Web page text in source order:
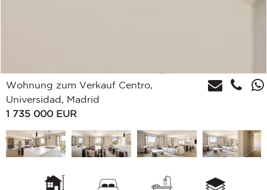
Wohnung zum Verkauf Centro,
Universidad, Madrid
1 735 000 EUR